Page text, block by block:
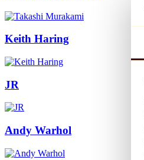
Keith Haring
JR
Andy Warhol